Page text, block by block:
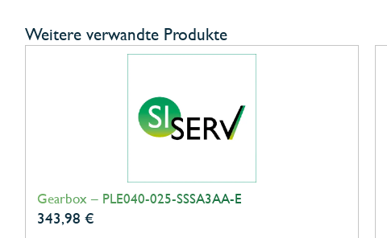
Weitere verwandte Produkte
Gearbox – PLE040-025-SSSA3AA-E
343,98 €